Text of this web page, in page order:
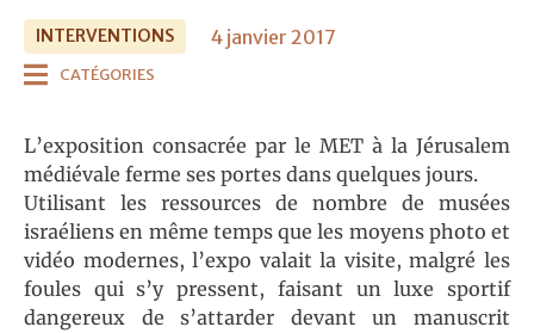
INTERVENTIONS 4 janvier 2017
CATÉGORIES
L’exposition consacrée par le MET à la Jérusalem
médiévale ferme ses portes dans quelques jours.
Utilisant les ressources de nombre de musées
israéliens en même temps que les moyens photo et
vidéo modernes, l’expo valait la visite, malgré les
foules qui s’y pressent, faisant un luxe sportif
dangereux de s’attarder devant un manuscrit